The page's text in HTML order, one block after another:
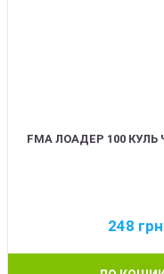
FMA ЛОАДЕР 100 КУЛЬ
248 грн